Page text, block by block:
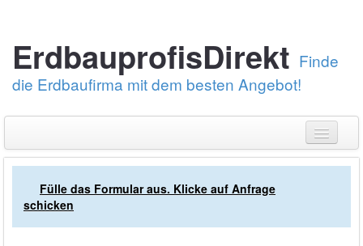
ErdbauprofisDirekt Finde
die Erdbaufirma mit dem besten Angebot!
Erstelle eine Angebotsanfrage
Über uns
Erdarbeiten
Fülle das Formular aus. Klicke auf Anfrage
schicken